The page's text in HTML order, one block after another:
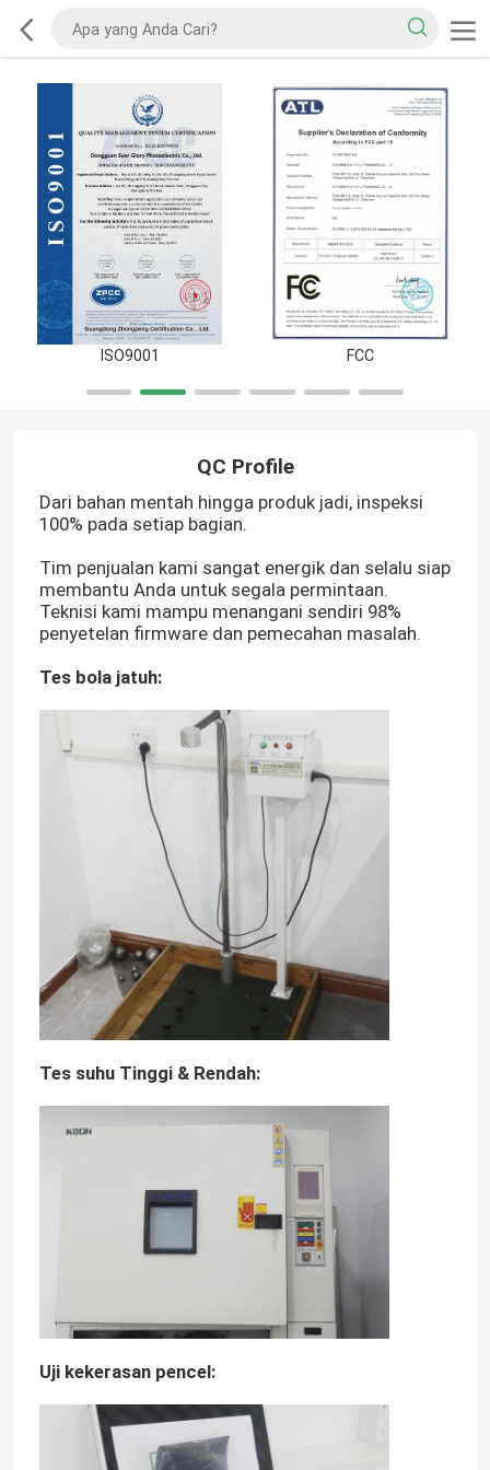
QC Profile
Dari bahan mentah hingga produk jadi, inspeksi
100% pada setiap bagian.
Tim penjualan kami sangat energik dan selalu siap
membantu Anda untuk segala permintaan.
Teknisi kami mampu menangani sendiri 98%
penyetelan firmware dan pemecahan masalah.
Tes bola jatuh:
Tes suhu Tinggi & Rendah:
Uji kekerasan pencel: